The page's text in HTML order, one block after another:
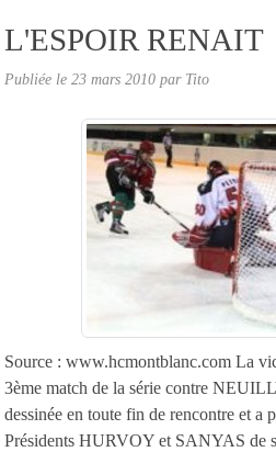
L'ESPOIR RENAIT
Publiée le 23 mars 2010 par Tito
Source : www.hcmontblanc.com La
3ème match de la série contre
dessinée en toute fin de rencontre et a
Présidents HURVOY et SANYAS de